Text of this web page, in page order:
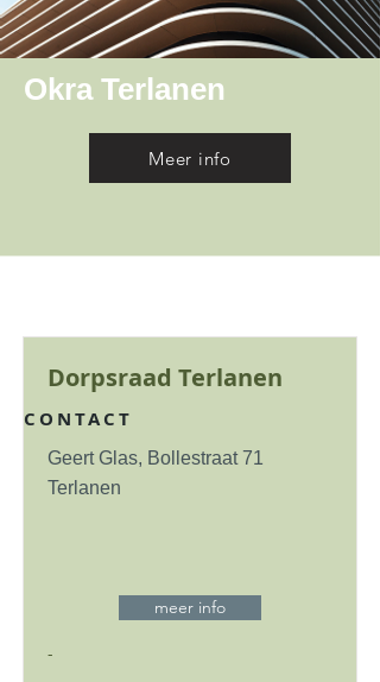
Okra Terlanen
Meer info
Dorpsraad Terlanen
CONTACT
Geert Glas, Bollestraat 71
Terlanen
meer info
-